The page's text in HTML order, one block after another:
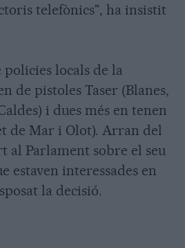
telefònics", ha insistit
locals de la
de pistoles Taser (Blanes,
i dues més en tenen
de Mar i Olot). Arran del
al Parlament sobre el seu
estaven interessades en
la decisió.